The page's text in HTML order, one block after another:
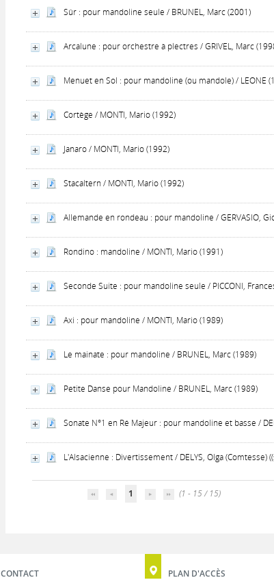
Sûr : pour mandoline seule / BRUNEL, Marc (2001)
Arcalune : pour orchestre à plectres / GRIVEL, Marc
Menuet en Sol : pour mandoline (ou mandole) / LEONE
Cortège / MONTI, Mario (1992)
Janaro / MONTI, Mario (1992)
Stacaltern / MONTI, Mario (1992)
Allemande en rondeau : pour mandoline / GERVASIO,
Rondino : mandoline / MONTI, Mario (1991)
Seconde Suite : pour mandoline seule / PICCONI,
Axi : pour mandoline / MONTI, Mario (1989)
Le mainate : pour mandoline / BRUNEL, Marc (1989)
Petite Danse pour Mandoline / BRUNEL, Marc (1989)
Sonate N°1 en Ré Majeur : pour mandoline et basse /
L'Alsacienne : Divertissement / DELYS, Olga (Comtesse)
1 (1 - 15 / 15)
CONTACT PLAN D'ACCÈS